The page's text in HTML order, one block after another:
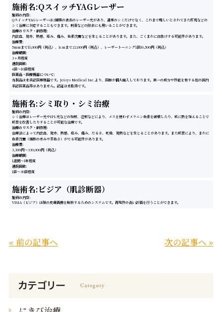
施術名:QスイッチYAGレーザー
施術の内容
QスイッチYAGレーザーは2種類の波長のレーザー光があり、通常のシミだけでなく、これまで難しいとされてきた肝斑などの
シミ治療に対応することもできます。刺青などの除去にも用いることができます。
治療のリスク・副作用
内出血、発赤、熱感、痒み、痛み、色素沈着などを生じることがあります。また、ごくまれに白抜けする可能性があります。
治療費
5mmまで11,000円（税込）、1cmまで22,000円（税込）、レーザートーニング1回16,500円（税込）
治療期間
3ヶ月程度
通院回数
4回～10回程度
医薬品・医療機器について
当製品は未承認医療機器です。Jeisys Medical Inc.より、医師が個人輸入しております。同一の成分や性能を有する他の国内
承認医薬品等はありません。認証は未取得です。
施術名:シミ取り・シミ治療
施術の内容
シミ治療はレーザー光やIPL光などの照射、注射などにより、メスを使わずメラニン色素を破壊したり、肌に熱を加えることで
肌質を改善したりすることが可能な治療です。
治療のリスク・副作用
治療法によって内出血、発赤、熱感、痒み、痛み、だるさ、乾燥、発熱などを生じることがあります。また肌質により、まれに
色素沈着（傷跡の赤みや茶色さ）がでる可能性があります。
治療費
3,300円〜330,000円（税込）
治療期間
1週間～1年程度
通院回数
1回～30回程度
施術名:ビジア（肌診断器）
施術の内容
VISIA（ビジア）は顔の皮膚画像を解析するためのシステムです。再現性の高い評価を行うことができます。
« 前の記事へ 次の記事へ »